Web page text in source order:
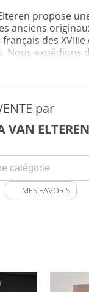
propose
anciens
des XVIIIe
Nous expédions
par
VAN ELTEREN
MES FAVORIS